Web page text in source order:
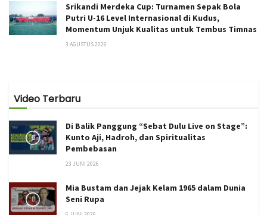
Srikandi Merdeka Cup: Turnamen Sepak Bola
Putri U-16 Level Internasional di Kudus,
Momentum Unjuk Kualitas untuk Tembus Timnas
3 AGUSTUS 2026
Video Terbaru
Di Balik Panggung “Sebat Dulu Live on Stage”:
Kunto Aji, Hadroh, dan Spiritualitas
Pembebasan
23 JUNI 2026
Mia Bustam dan Jejak Kelam 1965 dalam Dunia
Seni Rupa